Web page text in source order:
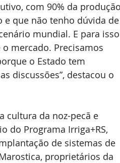
com 90% da produção
e que não tenho dúvida de
mundial. E para isso
mercado. Precisamos
o Estado tem
discussões”, destacou o
cultura da noz-pecã e
do Programa Irriga+RS,
de sistemas de
proprietários da